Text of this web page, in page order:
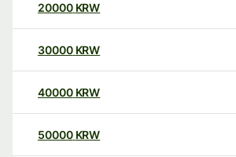
20000 KRW
30000 KRW
40000 KRW
50000 KRW